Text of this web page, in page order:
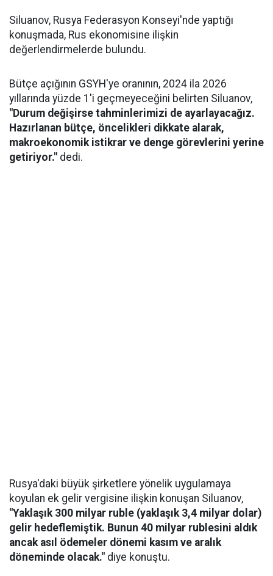
Siluanov, Rusya Federasyon Konseyi'nde yaptığı
konuşmada, Rus ekonomisine ilişkin
değerlendirmelerde bulundu.
Bütçe açığının GSYH'ye oranının, 2024 ila 2026
yıllarında yüzde 1'i geçmeyeceğini belirten Siluanov,
"Durum değişirse tahminlerimizi de ayarlayacağız.
Hazırlanan bütçe, öncelikleri dikkate alarak,
makroekonomik istikrar ve denge görevlerini yerine
getiriyor." dedi.
Rusya'daki büyük şirketlere yönelik uygulamaya
koyulan ek gelir vergisine ilişkin konuşan Siluanov,
"Yaklaşık 300 milyar ruble (yaklaşık 3,4 milyar dolar)
gelir hedeflemiştik. Bunun 40 milyar rublesini aldık
ancak asıl ödemeler dönemi kasım ve aralık
döneminde olacak." diye konuştu.